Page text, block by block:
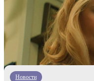
Новости